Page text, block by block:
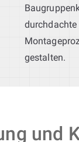
gestalten.
und